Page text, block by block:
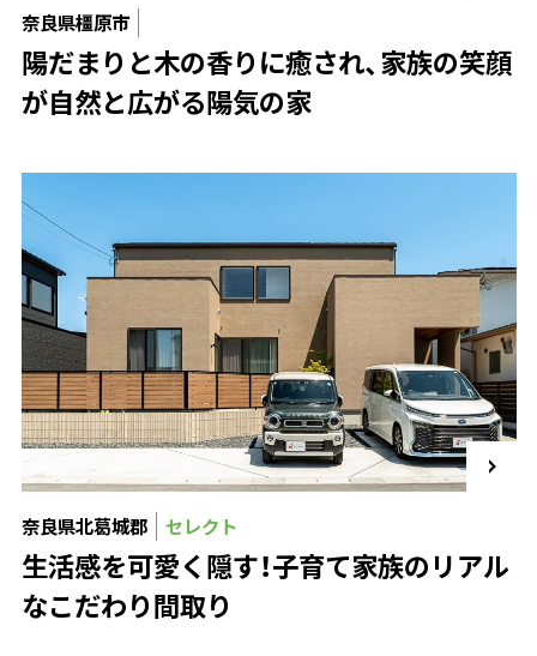
奈良県橿原市
陽だまりと木の香りに癒され、家族の笑顔
が自然と広がる陽気の家
奈良県北葛城郡 セレクト
生活感を可愛く隠す！子育て家族のリアル
なこだわり間取り